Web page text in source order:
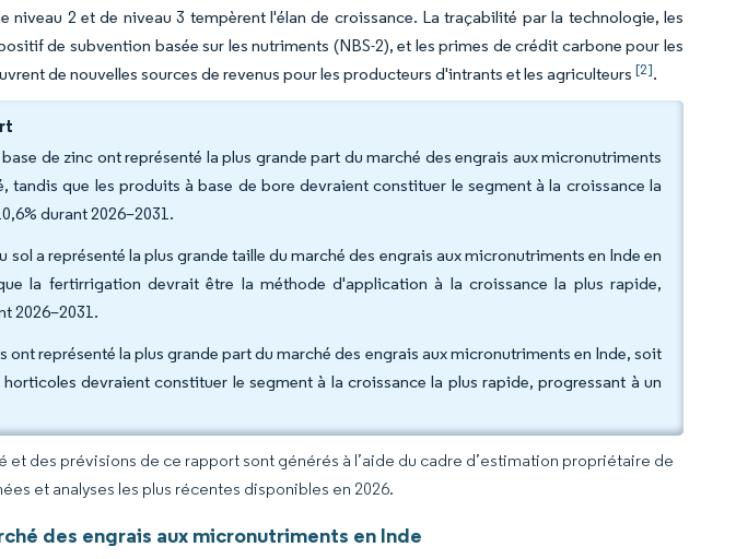
niveau 2 et de niveau 3 tempèrent l'élan de croissance. La traçabilité par la technologie, les
de subvention basée sur les nutriments (NBS-2), et les primes de crédit carbone pour les
de nouvelles sources de revenus pour les producteurs d'intrants et les agriculteurs[2].
de zinc ont représenté la plus grande part du marché des engrais aux micronutriments
tandis que les produits à base de bore devraient constituer le segment à la croissance la
durant 2026–2031.
a représenté la plus grande taille du marché des engrais aux micronutriments en Inde en
la fertirrigation devrait être la méthode d'application à la croissance la plus rapide,
2026–2031.
ont représenté la plus grande part du marché des engrais aux micronutriments en Inde, soit
devraient constituer le segment à la croissance la plus rapide, progressant à un
et des prévisions de ce rapport sont générés à l’aide du cadre d’estimation propriétaire de
et analyses les plus récentes disponibles en 2026.
des engrais aux micronutriments en Inde